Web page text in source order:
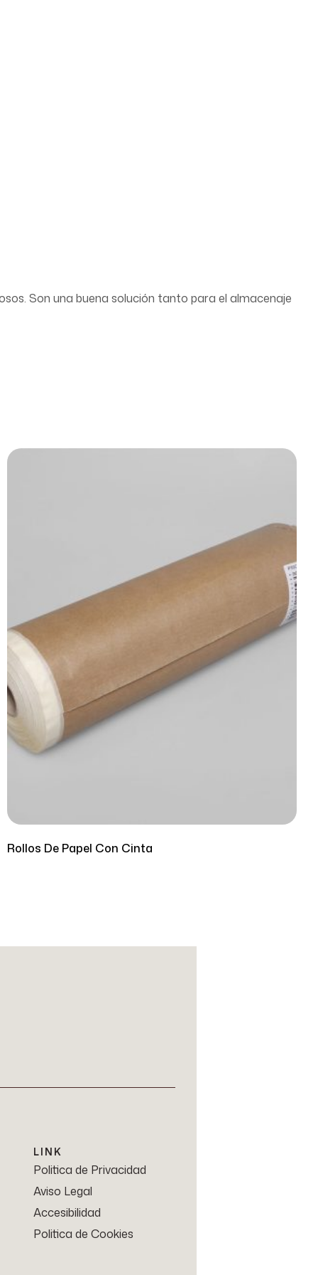
Son una buena solución tanto para el almacenaje
Rollos De Papel Con Cinta
LINK
Politica de Privacidad
Aviso Legal
Accesibilidad
Politica de Cookies